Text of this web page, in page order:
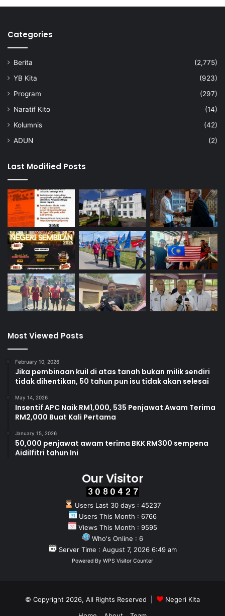
Categories
Berita
(2,775)
YB Kita
(923)
Program
(297)
Naratif Kito
(14)
Kolumnis
(42)
ADUN
(2)
Last Modified Posts
Most Viewed Posts
February 10, 2026
Jika pembinaan kuil di atas tanah bukan milik sendiri
tidak dihentikan, 50 tahun pun isu tidak akan selesai
May 14, 2026
Insentif APC Naik RM1,000, 535 Penjawat Awam Terima
RM2,000 Buat Kali Pertama
January 15, 2026
50,000 penjawat awam terima BKK RM300 sempena
Aidilfitri tahun Ini
Our Visitor
Users Last 30 days : 45237
Users This Month : 6766
Views This Month : 9595
Who's Online : 6
Server Time : August 7, 2026 6:49 am
Powered By WPS Visitor Counter
© Copyright 2026, All Rights Reserved |
Negeri Kita